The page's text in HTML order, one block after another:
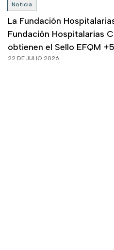
Noticia
La Fundación
Fundación Hospitalarias
obtienen el Sello EFQM
22 DE JULIO 2026